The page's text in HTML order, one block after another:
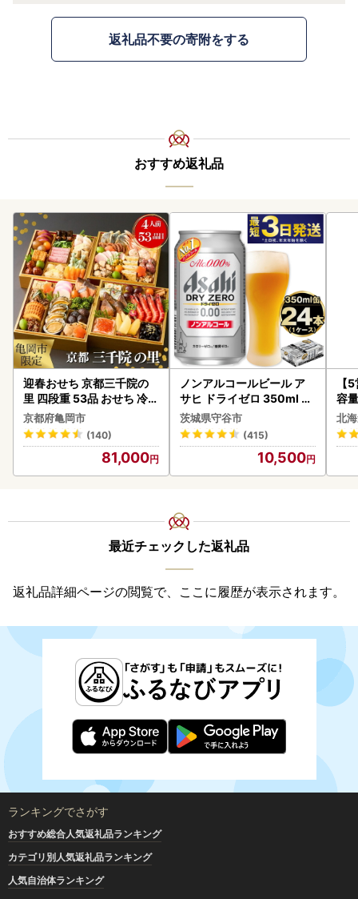
返礼品不要の寄附をする
おすすめ返礼品
迎春おせち 京都三千院の
里 四段重 53品 おせち 冷蔵
2027 先行予約
京都府亀岡市
(140)
81,000
ノンアルコールビール ア
サヒ ドライゼロ 350ml 24
本 ノンアル ビール asashi
守谷市
茨城県守谷市
(415)
10,500
【
容
あ
ー
058
北
最近チェックした返礼品
返礼品詳細ページの閲覧で、ここに履歴が表示されます。
ランキングでさがす
おすすめ総合人気返礼品ランキング
カテゴリ別人気返礼品ランキング
人気自治体ランキング